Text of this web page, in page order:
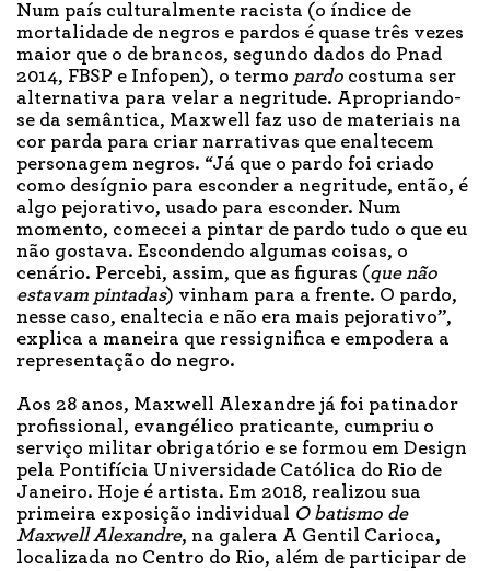
Num país culturalmente racista (o índice de
mortalidade de negros e pardos é quase três vezes
maior que o de brancos, segundo dados do Pnad
2014, FBSP e Infopen), o termo pardo costuma ser
alternativa para velar a negritude. Apropriando-
se da semântica, Maxwell faz uso de materiais na
cor parda para criar narrativas que enaltecem
personagem negros. “Já que o pardo foi criado
como desígnio para esconder a negritude, então, é
algo pejorativo, usado para esconder. Num
momento, comecei a pintar de pardo tudo o que eu
não gostava. Escondendo algumas coisas, o
cenário. Percebi, assim, que as figuras (que não
estavam pintadas) vinham para a frente. O pardo,
nesse caso, enaltecia e não era mais pejorativo”,
explica a maneira que ressignifica e empodera a
representação do negro.
Aos 28 anos, Maxwell Alexandre já foi patinador
profissional, evangélico praticante, cumpriu o
serviço militar obrigatório e se formou em Design
pela Pontifícia Universidade Católica do Rio de
Janeiro. Hoje é artista. Em 2018, realizou sua
primeira exposição individual O batismo de
Maxwell Alexandre, na galera A Gentil Carioca,
localizada no Centro do Rio, além de participar de